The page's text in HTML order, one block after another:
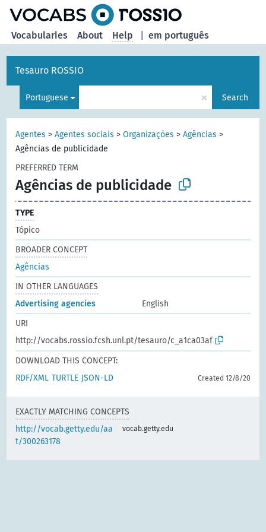
em português
Vocabularies About Help
Tesauro ROSSIO
Portuguese × Search
Agentes >Agentes sociais >Organizações >Agências >
Agências de publicidade
PREFERRED TERM
Agências de publicidade
TYPE
Tópico
BROADER CONCEPT
Agências
IN OTHER LANGUAGES
Advertising agencies
English
URI
http://vocabs.rossio.fcsh.unl.pt/tesauro/c_a1ca03af
DOWNLOAD THIS CONCEPT:
RDF/XML TURTLE JSON-LD Created 12/8/20
EXACTLY MATCHING CONCEPTS
http://vocab.getty.edu/aa
t/300263178
vocab.getty.edu